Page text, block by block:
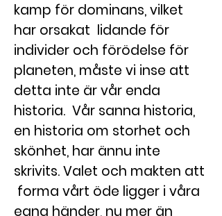
kamp för dominans, vilket
har orsakat lidande för
individer och förödelse för
planeten, måste vi inse att
detta inte är vår enda
historia. Vår sanna historia,
en historia om storhet och
skönhet, har ännu inte
skrivits. Valet och makten att
forma vårt öde ligger i våra
egna händer, nu mer än